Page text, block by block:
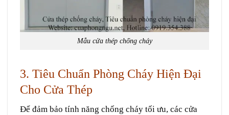
Mẫu cửa thép chống cháy
3. Tiêu Chuẩn Phòng Cháy Hiện Đại
Cho Cửa Thép
Để đảm bảo tính năng chống cháy tối ưu, các cửa